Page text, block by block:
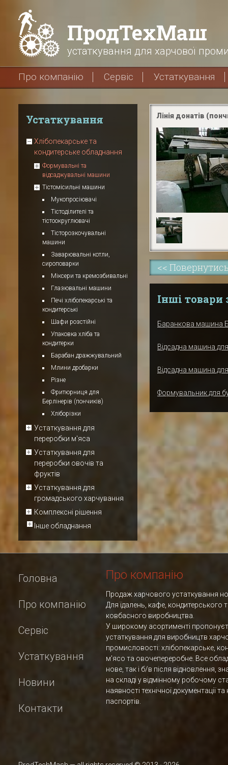
ПродТехМаш
устаткування для харчової
Про компанію Сервіс Устаткування
Устаткування
Хлібопекарське та
кондитерське обладнання
Формувальні та
відсаджувальні машини
Тістомісильні машини
Мукопросіювачі
Тістоділителі та
тістоокруглювачі
Тісторозкочувальні
машини
Заварювальні котли,
сироповарки
Міксери та кремозбивальні
Глазювальні машини
Печі хлібопекарські та
кондитерські
Шафи розстійні
Упаковка хліба та
кондитерки
Барабан дражжувальний
Млини дробарки
Різне
Фритюрниця для
Берлінерів (пончиків)
Хліборізки
Устаткування для
переробки м'яса
Устаткування для
переробки овочів та
фруктів
Устаткування для
громадського харчування
Комплексні рішення
Інше обладнання
Лінія донатів
<<
Інші товари
Баранкова машина
Відсадна машина
Відсадна машина
Формувальник для
Головна
Про компанію
Сервіс
Устаткування
Новини
Контакти
Про компанію
Продаж харчового устаткування
Для їдалень, кафе, кондитерського
ковбасного виробництва.
У широкому асортименті
устаткування для виробництв
промисловості: хлібопекарське,
м'ясо та овочепереробне. Все
нове, так і б/в після відновлення,
на складі у відмінному робочому
наявності технічної документації та
паспортів.